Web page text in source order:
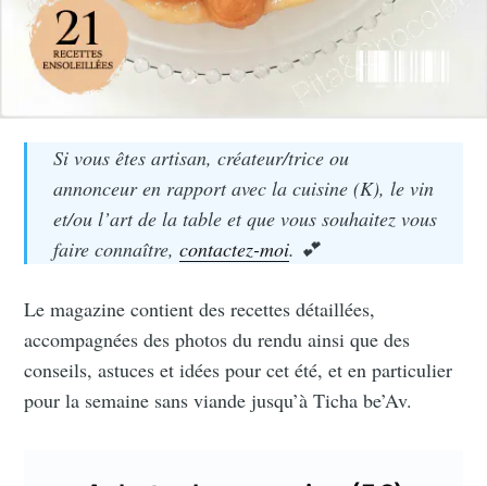
Si vous êtes artisan, créateur/trice ou
annonceur en rapport avec la cuisine (K), le vin
et/ou l’art de la table et que vous souhaitez vous
faire connaître, contactez-moi. 💕
Le magazine contient des recettes détaillées,
accompagnées des photos du rendu ainsi que des
conseils, astuces et idées pour cet été, et en particulier
pour la semaine sans viande jusqu’à Ticha be’Av.
Recevez mes
meilleures recettes
chaque mois
Rejoignez plus de 1 600 abonnés.
Une newsletter par mois, des
recettes de saison et pour les fêtes
juives.